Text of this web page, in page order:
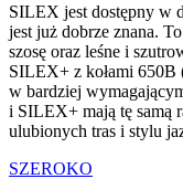
SILEX jest dostępny w
jest już dobrze znana.
szosę oraz leśne i
SILEX+ z kołami 650B
w bardziej
i SILEX+ mają tę samą
ulubionych tras i stylu
SZEROKO